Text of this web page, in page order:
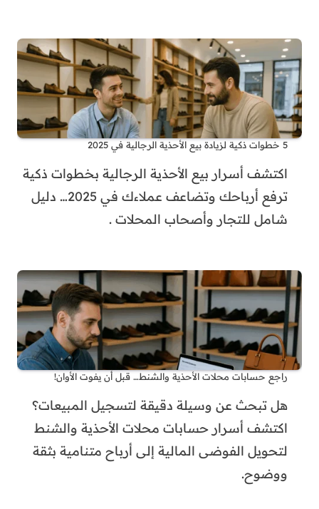
5 خطوات ذكية لزيادة بيع الأحذية الرجالية في 2025
اكتشف أسرار بيع الأحذية الرجالية بخطوات ذكية
ترفع أرباحك وتضاعف عملاءك في 2025… دليل
شامل للتجار وأصحاب المحلات .
راجع حسابات محلات الأحذية والشنط… قبل أن يفوت الأوان!
هل تبحث عن وسيلة دقيقة لتسجيل المبيعات؟
اكتشف أسرار حسابات محلات الأحذية والشنط
لتحويل الفوضى المالية إلى أرباح متنامية بثقة
ووضوح.